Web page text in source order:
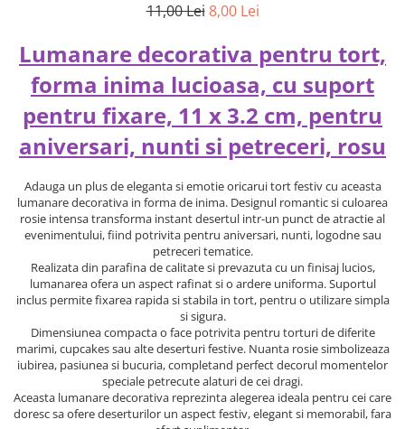
11,00 Lei 8,00 Lei
Lumanare decorativa pentru tort,
forma inima lucioasa, cu suport
pentru fixare, 11 x 3.2 cm, pentru
aniversari, nunti si petreceri, rosu
Adauga un plus de eleganta si emotie oricarui tort festiv cu aceasta
lumanare decorativa in forma de inima. Designul romantic si culoarea
rosie intensa transforma instant desertul intr-un punct de atractie al
evenimentului, fiind potrivita pentru aniversari, nunti, logodne sau
petreceri tematice.
Realizata din parafina de calitate si prevazuta cu un finisaj lucios,
lumanarea ofera un aspect rafinat si o ardere uniforma. Suportul
inclus permite fixarea rapida si stabila in tort, pentru o utilizare simpla
si sigura.
Dimensiunea compacta o face potrivita pentru torturi de diferite
marimi, cupcakes sau alte deserturi festive. Nuanta rosie simbolizeaza
iubirea, pasiunea si bucuria, completand perfect decorul momentelor
speciale petrecute alaturi de cei dragi.
Aceasta lumanare decorativa reprezinta alegerea ideala pentru cei care
doresc sa ofere deserturilor un aspect festiv, elegant si memorabil, fara